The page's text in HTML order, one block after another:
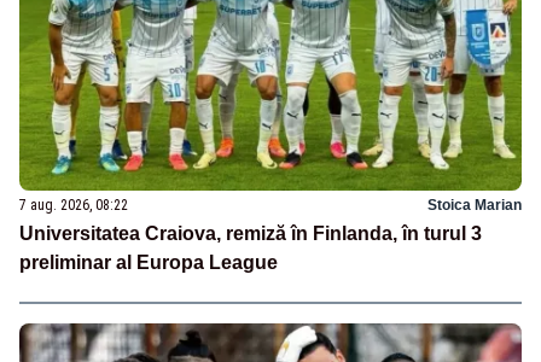
7 aug. 2026, 08:22 Stoica Marian
Universitatea Craiova, remiză în Finlanda, în turul 3
preliminar al Europa League